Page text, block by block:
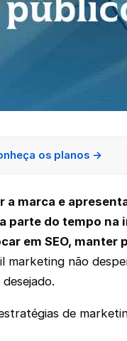
os planos →
marca e
do tempo na
em SEO, manter
marketing não
de